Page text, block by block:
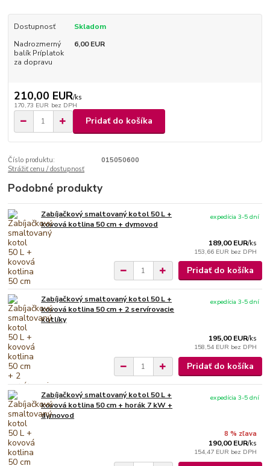
Dostupnosť
Skladom
Nadrozmerný
balík Príplatok
za dopravu
6,00 EUR
210,00 EUR/ks
170,73 EUR bez DPH
Pridať do košíka
Číslo produktu:
015050600
Strážiť cenu / dostupnosť
Podobné produkty
Zabíjačkový smaltovaný kotol 50 L +
kovová kotlina 50 cm + dymovod
189,00 EUR/ks
153,66 EUR bez DPH
expedícia 3-5 dní
Pridať do košíka
Zabíjačkový smaltovaný kotol 50 L +
kovová kotlina 50 cm + 2 servírovacie
kotlíky
195,00 EUR/ks
158,54 EUR bez DPH
expedícia 3-5 dní
Pridať do košíka
Zabíjačkový smaltovaný kotol 50 L +
kovová kotlina 50 cm + horák 7 kW +
dymovod
8 % zľava
190,00 EUR/ks
154,47 EUR bez DPH
expedícia 3-5 dní